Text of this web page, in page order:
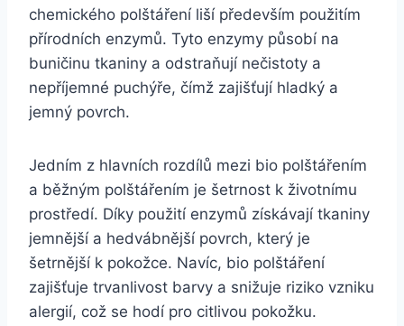
‍chemického polštáření liší především použitím
přírodních enzymů. Tyto enzymy působí na
buničinu tkaniny a odstraňují ⁤nečistoty a
nepříjemné puchýře, čímž zajišťují hladký a
jemný povrch.
Jedním⁢ z hlavních ​rozdílů mezi bio polštářením
a ⁢běžným polštářením je šetrnost k životnímu
prostředí. Díky použití enzymů získávají tkaniny
jemnější a hedvábnější ​povrch, který je
‍šetrnější k pokožce. Navíc, bio polštáření
zajišťuje trvanlivost barvy a snižuje riziko vzniku
alergií, což se ‌hodí pro citlivou pokožku.